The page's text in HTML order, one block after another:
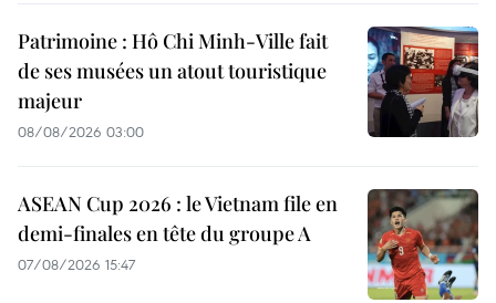
Patrimoine : Hô Chi Minh-Ville fait
de ses musées un atout touristique
majeur
08/08/2026 03:00
ASEAN Cup 2026 : le Vietnam file en
demi-finales en tête du groupe A
07/08/2026 15:47